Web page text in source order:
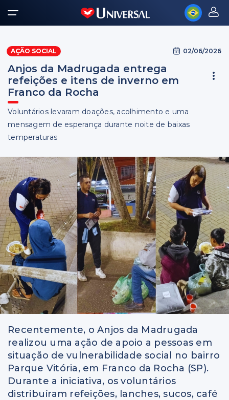
AÇÃO SOCIAL 02/06/2026
Anjos da Madrugada entrega
refeições e itens de inverno em
Franco da Rocha
Voluntários levaram doações, acolhimento e uma
mensagem de esperança durante noite de baixas
temperaturas
Recentemente, o Anjos da Madrugada
realizou uma ação de apoio a pessoas em
situação de vulnerabilidade social no bairro
Parque Vitória, em Franco da Rocha (SP).
Durante a iniciativa, os voluntários
distribuíram refeições, lanches, sucos, café